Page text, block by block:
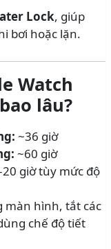
Lock, giúp
bơi hoặc lặn.
Watch
lâu?
~36 giờ
~60 giờ
giờ tùy mức độ
màn hình, tắt các
chế độ tiết